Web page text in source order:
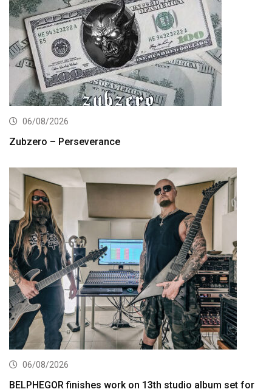
06/08/2026
Zubzero – Perseverance
06/08/2026
BELPHEGOR finishes work on 13th studio album set for